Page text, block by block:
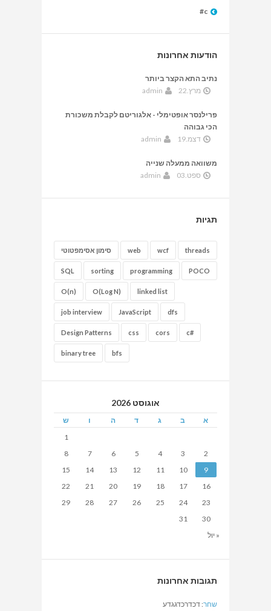
c#
הודעות אחרונות
נתיב התא הקצר ביותר
מרץ.22
admin
פרילנסר אופטימלי - אלגוריטם לקבלת משכורת
הכי גבוהה
דצמ.19
admin
משוואה ממעלה שנייה
ספט.03
admin
תגיות
סימון אסימפטוטי web wcf threads
SQL sorting programming POCO
O(n) O(Log N) linked list
job interview JavaScript dfs
Design Patterns css cors c#
binary tree bfs
אוגוסט 2026
א ב ג ד ה ו ש
« יול
1
2
3
4
5
6
7
8
9
10
11
12
13
14
15
16
17
18
19
20
21
22
23
24
25
26
27
28
29
30
31
תגובות אחרונות
שחר: דכדרכדגגדע